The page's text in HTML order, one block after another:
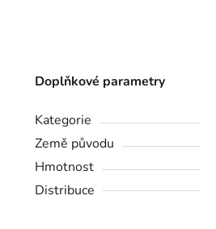
Doplňkové parametry
Kategorie
Země původu
Hmotnost
Distribuce